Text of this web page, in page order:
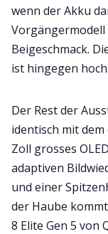
wenn der Akku
Vorgängermodell
Beigeschmack.
ist hingegen hoch.
Der Rest der
identisch mit dem
Zoll grosses
adaptiven
und einer
der Haube
8 Elite Gen 5 von